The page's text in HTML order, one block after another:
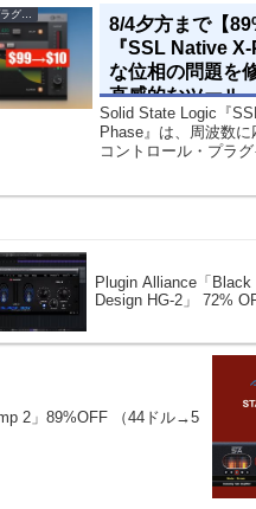
8/4夕方まで【
『SSL Native
な位相の問題を
直感的なツール
Solid State Logic『
Phase』は、周波数に
コントロール・プラグ
位相の問題を修正す
Plugin Alliance「
Design HG-2」 72%
2」89%OFF （44ドル→5